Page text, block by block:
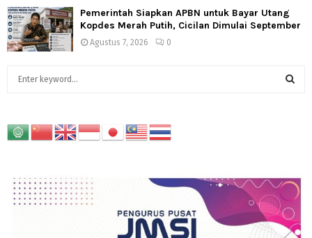
Pemerintah Siapkan APBN untuk Bayar Utang
Kopdes Merah Putih, Cicilan Dimulai September
Agustus 7, 2026 0
c
C